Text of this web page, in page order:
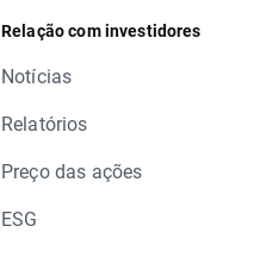
Relação com investidores
Notícias
Relatórios
Preço das ações
ESG